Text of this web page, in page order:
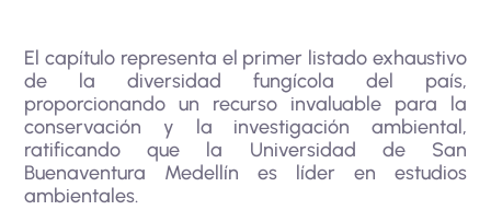
El capítulo representa el primer listado exhaustivo
de la diversidad fungícola del país,
proporcionando un recurso invaluable para la
conservación y la investigación ambiental,
ratificando que la Universidad de San
Buenaventura Medellín es líder en estudios
ambientales.